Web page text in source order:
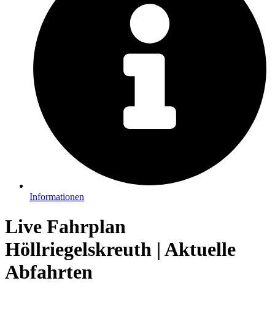
Informationen
Live Fahrplan
Höllriegelskreuth | Aktuelle
Abfahrten